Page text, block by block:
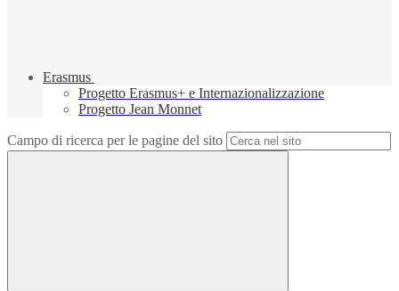
Erasmus
Progetto Erasmus+ e Internazionalizzazione
Progetto Jean Monnet
Campo di ricerca per le pagine del sito